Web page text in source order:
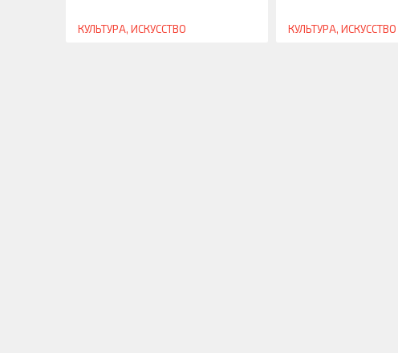
КУЛЬТУРА, ИСКУССТВО КУЛЬТУРА, ИСКУССТВО